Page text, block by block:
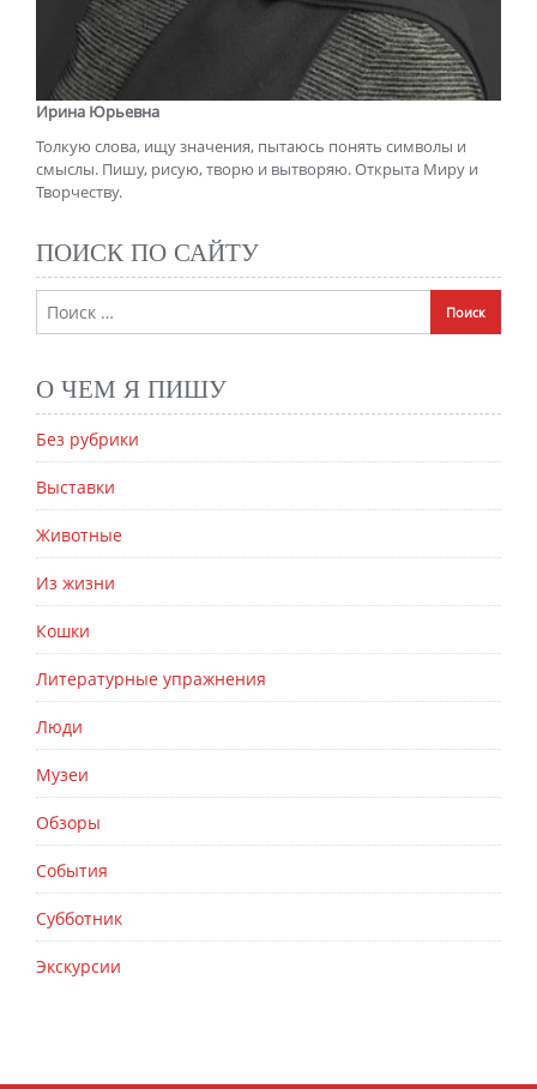
Ирина Юрьевна
Толкую слова, ищу значения, пытаюсь понять символы и
смыслы. Пишу, рисую, творю и вытворяю. Открыта Миру и
Творчеству.
ПОИСК ПО САЙТУ
О ЧЕМ Я ПИШУ
Без рубрики
Выставки
Животные
Из жизни
Кошки
Литературные упражнения
Люди
Музеи
Обзоры
События
Субботник
Экскурсии